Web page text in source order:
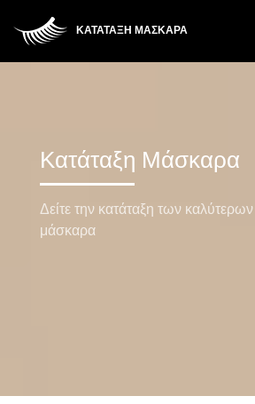
ΚΑΤΆΤΑΞΗ ΜΆΣΚΑΡΑ
Κατάταξη Μάσκαρα
Δείτε την κατάταξη των
μάσκαρα